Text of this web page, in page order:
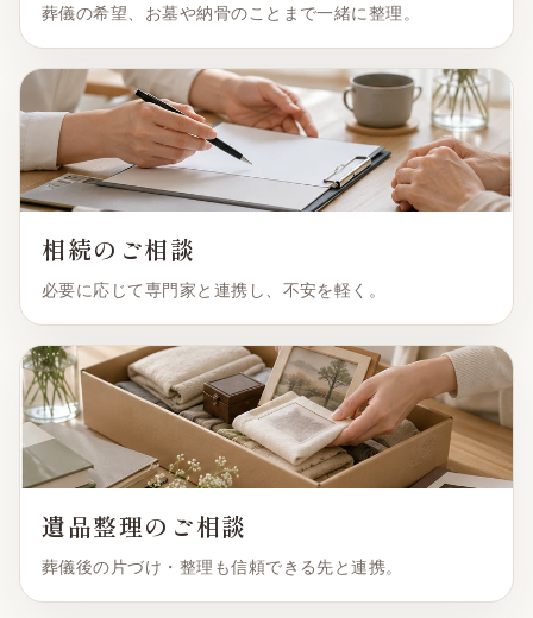
葬儀の希望、お墓や納骨のことまで一緒に整理。
相続のご相談
必要に応じて専門家と連携し、不安を軽く。
遺品整理のご相談
葬儀後の片づけ・整理も信頼できる先と連携。